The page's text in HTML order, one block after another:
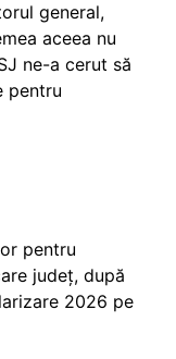
general,
aceea nu
ne-a cerut să
pentru
pentru
județ, după
2026 pe